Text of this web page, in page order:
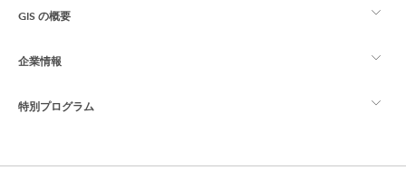
マッピング
Esri Community
ArcGIS ブログ
GIS の概要
GIS とは
ロケーション インテリジェンス
トレーニング
企業情報
Esri について
特別プログラム